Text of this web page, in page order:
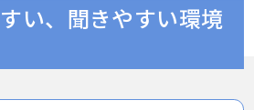
い、聞きやすい環境